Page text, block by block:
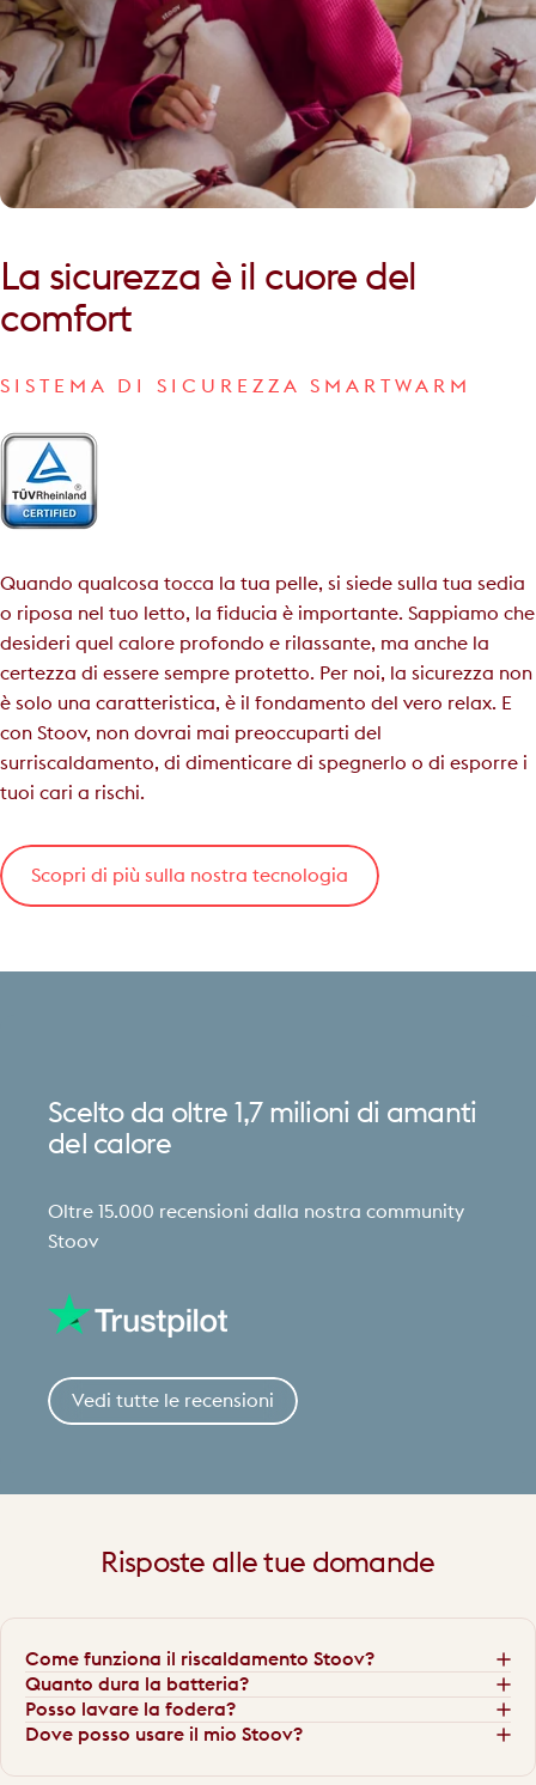
La sicurezza è il cuore del
comfort
SISTEMA DI SICUREZZA SMARTWARM
Quando qualcosa tocca la tua pelle, si siede sulla tua sedia
o riposa nel tuo letto, la fiducia è importante. Sappiamo che
desideri quel calore profondo e rilassante, ma anche la
certezza di essere sempre protetto. Per noi, la sicurezza non
è solo una caratteristica, è il fondamento del vero relax. E
con Stoov, non dovrai mai preoccuparti del
surriscaldamento, di dimenticare di spegnerlo o di esporre i
tuoi cari a rischi.
Scopri di più sulla nostra tecnologia
Scelto da oltre 1,7 milioni di amanti
del calore
Oltre 15.000 recensioni dalla nostra community
Stoov
Vedi tutte le recensioni
Risposte alle tue domande
Come funziona il riscaldamento Stoov?
Quanto dura la batteria?
Posso lavare la fodera?
Dove posso usare il mio Stoov?